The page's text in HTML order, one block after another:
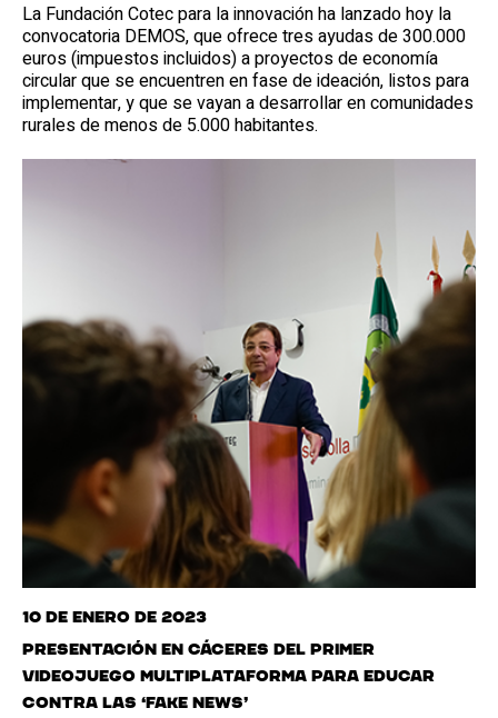
La Fundación Cotec para la innovación ha lanzado hoy la
convocatoria DEMOS, que ofrece tres ayudas de 300.000
euros (impuestos incluidos) a proyectos de economía
circular que se encuentren en fase de ideación, listos para
implementar, y que se vayan a desarrollar en comunidades
rurales de menos de 5.000 habitantes.
10 de enero de 2023
Presentación en Cáceres del primer
videojuego multiplataforma para educar
contra las ‘fake news’